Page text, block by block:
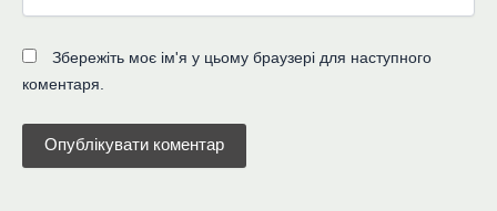
Збережіть моє ім'я у цьому браузері для наступного
коментаря.